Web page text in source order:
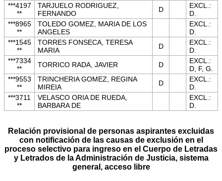
***4197
**
TARJUELO RODRIGUEZ,
FERNANDO
D
EXCL.:
D.
***8965
**
TOLEDO GOMEZ, MARIA DE LOS
ANGELES
EXCL.:
D.
***1545
**
TORRES FONSECA, TERESA
MARIA
D
EXCL.:
D.
***7334
**
TORRICO RADA, JAVIER D
EXCL.:
D, F, G.
***9553
**
TRINCHERIA GOMEZ, REGINA
MIREIA
D
EXCL.:
D.
***3711
**
VELASCO ORIA DE RUEDA,
BARBARA DE
EXCL.:
D.
Relación provisional de personas aspirantes excluidas
con notificación de las causas de exclusión en el
proceso selectivo para ingreso en el Cuerpo de Letradas
y Letrados de la Administración de Justicia, sistema
general, acceso libre